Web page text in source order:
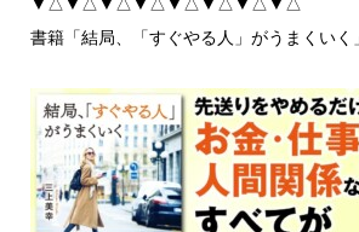
書籍「結局、「すぐやる人」がうまくいく